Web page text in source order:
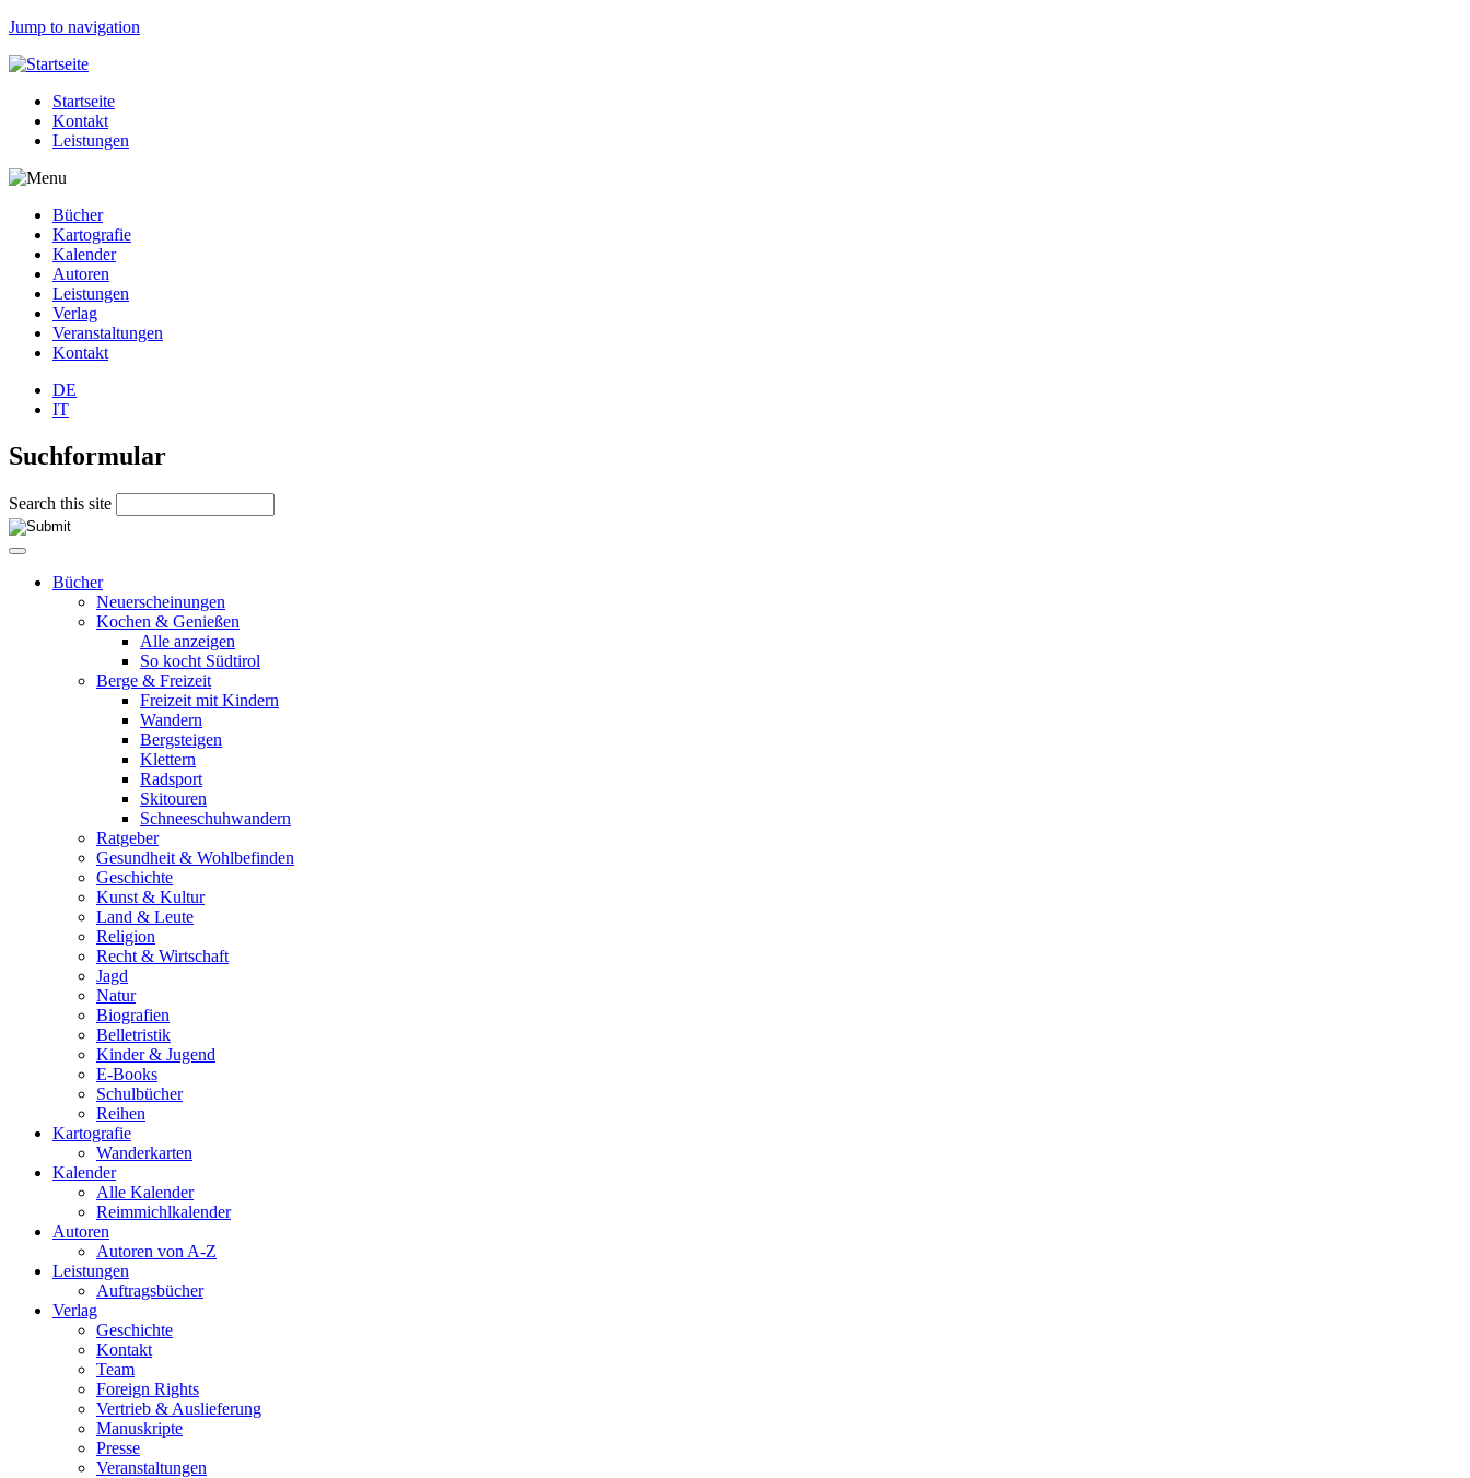
Jump to navigation
Startseite
Kontakt
Leistungen
Bücher
Kartografie
Kalender
Autoren
Leistungen
Verlag
Veranstaltungen
Kontakt
DE
IT
Suchformular
Search this site
Bücher
Neuerscheinungen
Kochen & Genießen
Alle anzeigen
So kocht Südtirol
Berge & Freizeit
Freizeit mit Kindern
Wandern
Bergsteigen
Klettern
Radsport
Skitouren
Schneeschuhwandern
Ratgeber
Gesundheit & Wohlbefinden
Geschichte
Kunst & Kultur
Land & Leute
Religion
Recht & Wirtschaft
Jagd
Natur
Biografien
Belletristik
Kinder & Jugend
E-Books
Schulbücher
Reihen
Kartografie
Wanderkarten
Kalender
Alle Kalender
Reimmichlkalender
Autoren
Autoren von A-Z
Leistungen
Auftragsbücher
Verlag
Geschichte
Kontakt
Team
Foreign Rights
Vertrieb & Auslieferung
Manuskripte
Presse
Veranstaltungen